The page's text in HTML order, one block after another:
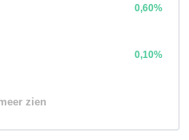
0,60%
0,10%
zien